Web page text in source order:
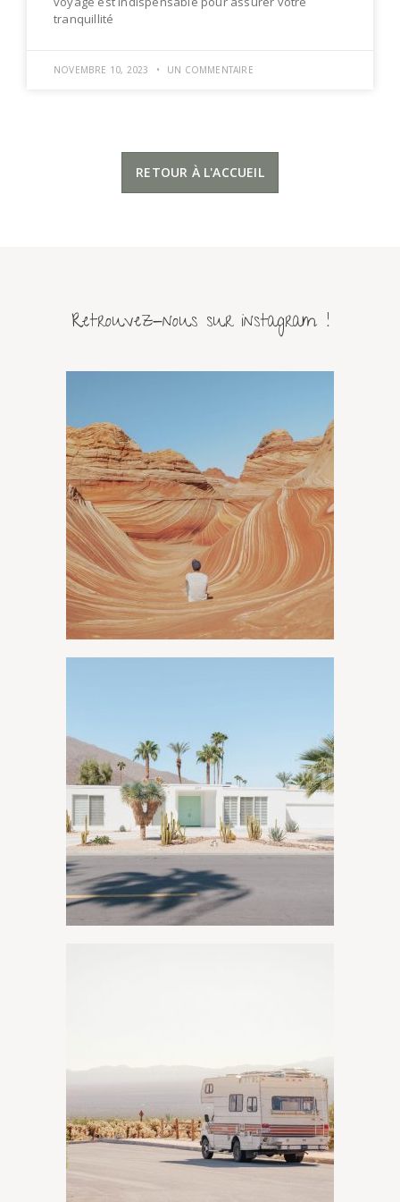
tranquillité
NOVEMBRE 10, 2023 UN COMMENTAIRE
RETOUR À L'ACCUEIL
Retrouvez-nous sur instagram !